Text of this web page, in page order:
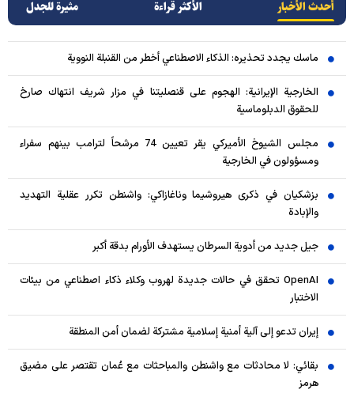
أحدث الأخبار الأکثر قراءة مثيرة للجدل
ماسك يجدد تحذيره: الذكاء الاصطناعي أخطر من القنبلة النووية
الخارجية الإيرانية: الهجوم على قنصليتنا في مزار شريف انتهاك صارخ
للحقوق الدبلوماسية
مجلس الشيوخ الأميركي يقر تعيين 74 مرشحاً لترامب بينهم سفراء
ومسؤولون في الخارجية
بزشكيان في ذكرى هيروشيما وناغازاكي: واشنطن تكرر عقلية التهديد
والإبادة
جيل جديد من أدوية السرطان يستهدف الأورام بدقة أكبر
OpenAI تحقق في حالات جديدة لهروب وكلاء ذكاء اصطناعي من بيئات
الاختبار
إيران تدعو إلى آلية أمنية إسلامية مشتركة لضمان أمن المنطقة
بقائي: لا محادثات مع واشنطن والمباحثات مع عُمان تقتصر على مضيق
هرمز